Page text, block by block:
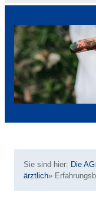
Sie sind hier: Die AG
ärztlich»